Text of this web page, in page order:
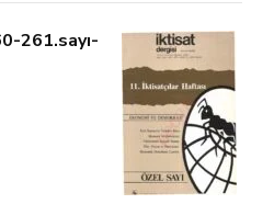
261.sayı-